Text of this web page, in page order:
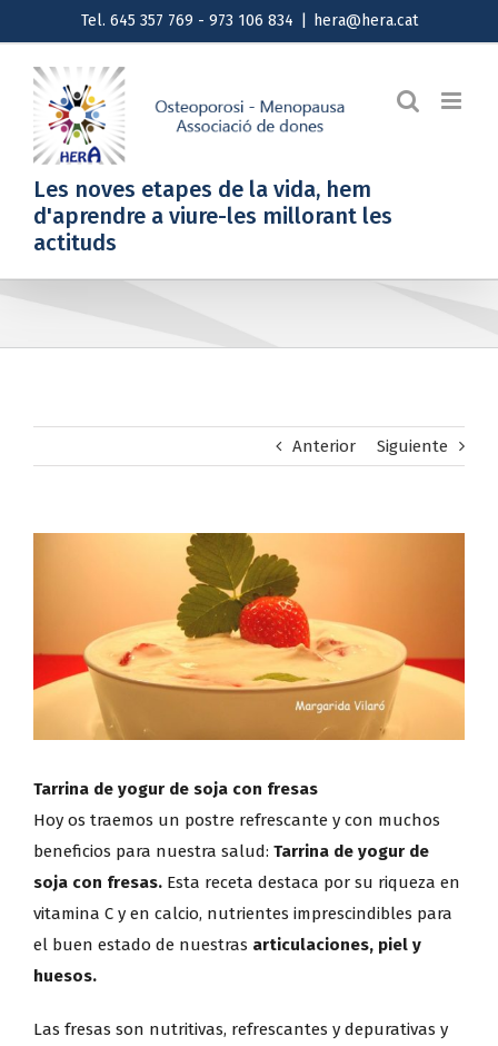
al
contenido
Tel. 645 357 769 - 973 106 834 hera@hera.cat
Les noves etapes de la vida, hem
d'aprendre a viure-les millorant les
actituds
Anterior Siguiente
Tarrina de yogur de soja con fresas
Hoy os traemos un postre refrescante y con muchos
beneficios para nuestra salud: Tarrina de yogur de
soja con fresas. Esta receta destaca por su riqueza en
vitamina C y en calcio, nutrientes imprescindibles para
el buen estado de nuestras articulaciones, piel y
huesos.
Las fresas son nutritivas, refrescantes y depurativas y